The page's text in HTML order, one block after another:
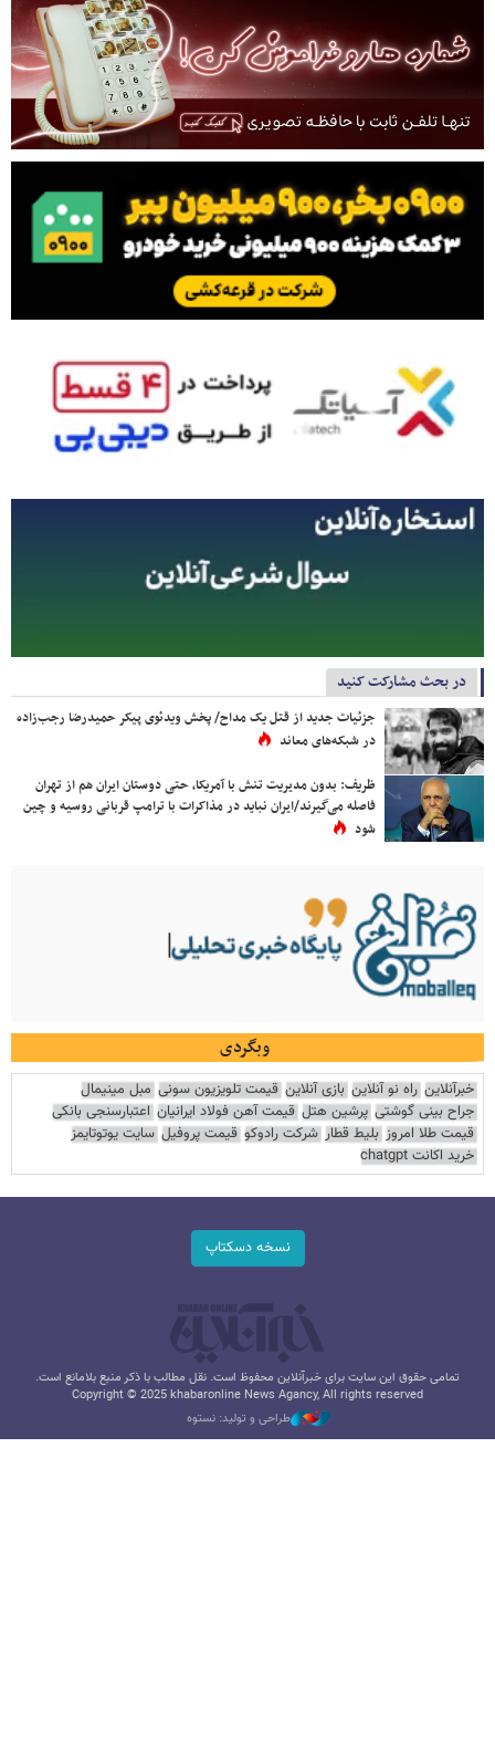
در بحث مشارکت کنید
جزئیات جدید از قتل یک مداح/ پخش ویدئوی پیکر حمیدرضا رجب‌زاده
در شبکه‌های معاند
ظریف: بدون مدیریت تنش با آمریکا، حتی دوستان ایران هم از تهران
فاصله می‌گیرند/ایران نباید در مذاکرات با ترامپ قربانی روسیه و چین
شود
وبگردی
خبرآنلاین راه نو آنلاین بازی آنلاین قیمت تلویزیون سونی مبل مینیمال
جراح بینی گوشتی پرشین هتل قیمت آهن فولاد ایرانیان اعتبارسنجی بانکی
قیمت طلا امروز بلیط قطار شرکت رادوکو قیمت پروفیل سایت یوتوتایمز
خرید اکانت chatgpt
نسخه دسکتاپ
تمامی حقوق این سایت برای خبرآنلاین محفوظ است. نقل مطالب با ذکر منبع بلامانع است.
Copyright © 2025 khabaronline News Agancy, All rights reserved
طراحی و تولید: نستوه